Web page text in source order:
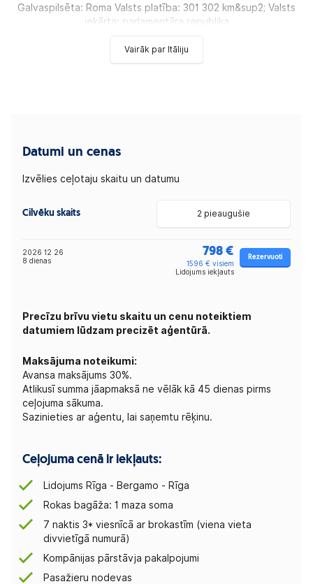
Galvaspilsēta: Roma Valsts platība: 301 302 km&sup2; Valsts
iekārta: parlamentāra republika
Vairāk par Itāliju
Datumi un cenas
Izvēlies ceļotaju skaitu un datumu
Cilvēku skaits 2 pieaugušie
2026 12 26
8 dienas
798 €
1596 € visiem
Lidojums iekļauts
Rezervuoti
Precīzu brīvu vietu skaitu un cenu noteiktiem
datumiem lūdzam precizēt aģentūrā.
Maksājuma noteikumi:
Avansa maksājums 30%.
Atlikusī summa jāapmaksā ne vēlāk kā 45 dienas pirms
ceļojuma sākuma.
Sazinieties ar aģentu, lai saņemtu rēķinu.
Ceļojuma cenā ir iekļauts:
Lidojums Rīga - Bergamo - Rīga
Rokas bagāža: 1 maza soma
7 naktis 3* viesnīcā ar brokastīm (viena vieta
divvietīgā numurā)
Kompānijas pārstāvja pakalpojumi
Pasažieru nodevas